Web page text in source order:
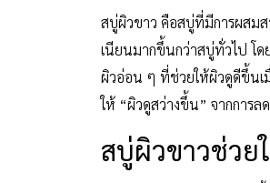
สบู่ผิวขาว คือสบู่ที่มีการผสมส
เนียนมากขึ้นกว่าสบู่ทั่วไป โด
ผิวอ่อน ๆ ที่ช่วยให้ผิวดูดีขึ้นเ
ให้ “ผิวดูสว่างขึ้น” จากการ
สบู่ผิวขาวช่วย